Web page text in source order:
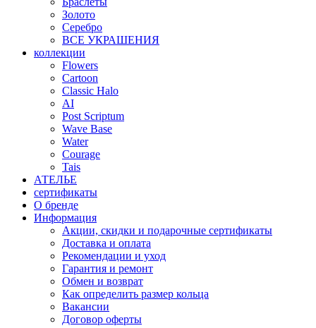
Золото
Серебро
ВСЕ УКРАШЕНИЯ
коллекции
Flowers
Cartoon
Classic Halo
AI
Post Scriptum
Wave Base
Water
Courage
Tais
АТЕЛЬЕ
сертификаты
О бренде
Информация
Акции, скидки и подарочные сертификаты
Доставка и оплата
Рекомендации и уход
Гарантия и ремонт
Обмен и возврат
Как определить размер кольца
Вакансии
Договор оферты